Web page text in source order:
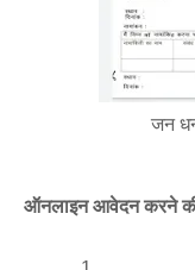
जन
ऑनलाइन आवेदन करने